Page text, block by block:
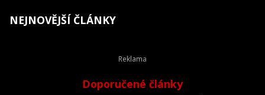
NEJNOVĚJŠÍ ČLÁNKY
Doporučené články